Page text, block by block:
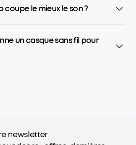
coupe le mieux le son ?
un casque sans fil pour
newsletter